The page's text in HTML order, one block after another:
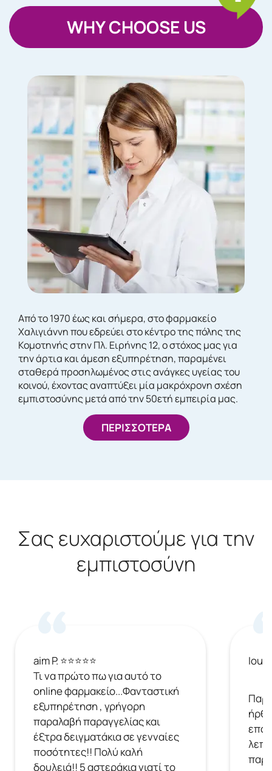
WHY CHOOSE US
Από το 1970 έως και σήμερα, στο φαρμακείο
Χαλιγιάννη που εδρεύει στο κέντρο της πόλης της
Κομοτηνής στην Πλ. Ειρήνης 12, ο στόχος μας για
την άρτια και άμεση εξυπηρέτηση, παραμένει
σταθερά προσηλωμένος στις ανάγκες υγείας του
κοινού, έχοντας αναπτύξει μία μακρόχρονη σχέση
εμπιστοσύνης μετά από την 50ετή εμπειρία μας.
ΠΕΡΙΣΣΟΤΕΡΑ
Σας ευχαριστούμε για την
εμπιστοσύνη
aim P. ⭐⭐⭐⭐⭐
Τι να πρώτο πω για αυτό το
online φαρμακείο...Φανταστική
εξυπηρέτηση , γρήγορη
παραλαβή παραγγελίας και
έξτρα δειγματάκια σε γενναίες
ποσότητες!! Πολύ καλή
δουλειά!! 5 αστεράκια γιατί το
Ioulia